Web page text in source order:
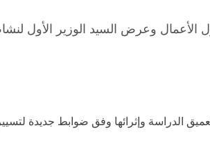
الأعمال وعرض السيد الوزير الأول
الدراسة وإثرائها وفق ضوابط جديدة